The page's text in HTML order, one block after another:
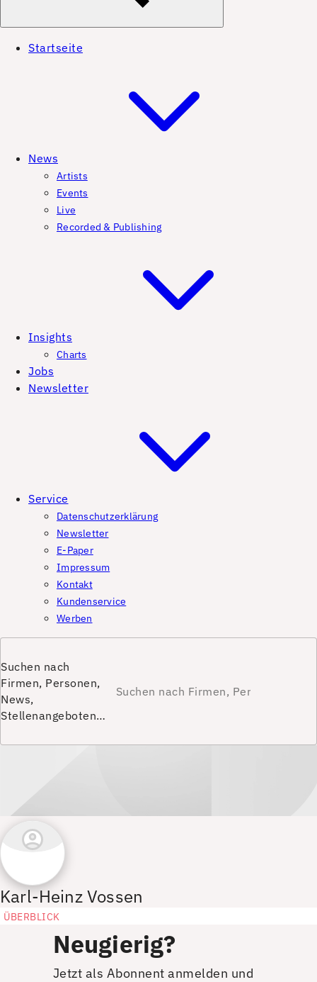
Startseite
News
Artists
Events
Live
Recorded & Publishing
Insights
Charts
Jobs
Newsletter
Service
Datenschutzerklärung
Newsletter
E-Paper
Impressum
Kontakt
Kundenservice
Werben
Suchen nach
Firmen, Personen,
News,
Stellenangeboten…
Karl-Heinz Vossen
ÜBERBLICK
Neugierig?
Jetzt als Abonnent anmelden und